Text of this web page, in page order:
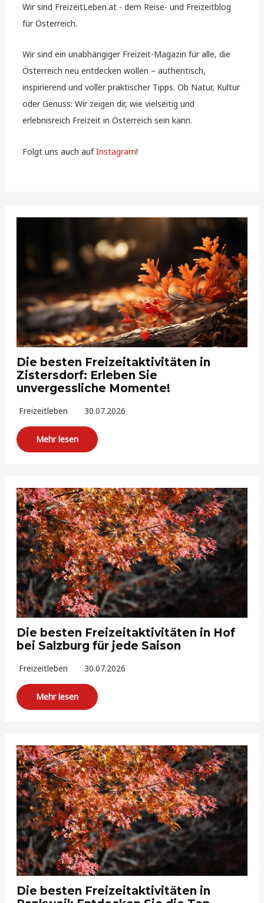
Wir sind FreizeitLeben.at - dem Reise- und Freizeitblog
für Österreich.
Wir sind ein unabhängiger Freizeit-Magazin für alle, die
Österreich neu entdecken wollen – authentisch,
inspirierend und voller praktischer Tipps. Ob Natur, Kultur
oder Genuss: Wir zeigen dir, wie vielseitig und
erlebnisreich Freizeit in Österreich sein kann.
Folgt uns auch aufInstagram!
Die besten Freizeitaktivitäten in
Zistersdorf: Erleben Sie
unvergessliche Momente!
Freizeitleben 30.07.2026
Mehr lesen
Die besten Freizeitaktivitäten in Hof
bei Salzburg für jede Saison
Freizeitleben 30.07.2026
Mehr lesen
Die besten Freizeitaktivitäten in